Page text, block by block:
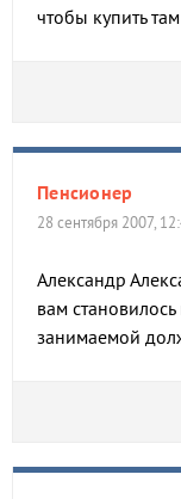
чтобы купить
Пенсионер
28 сентября 2007,
Александр
вам
занимаемой